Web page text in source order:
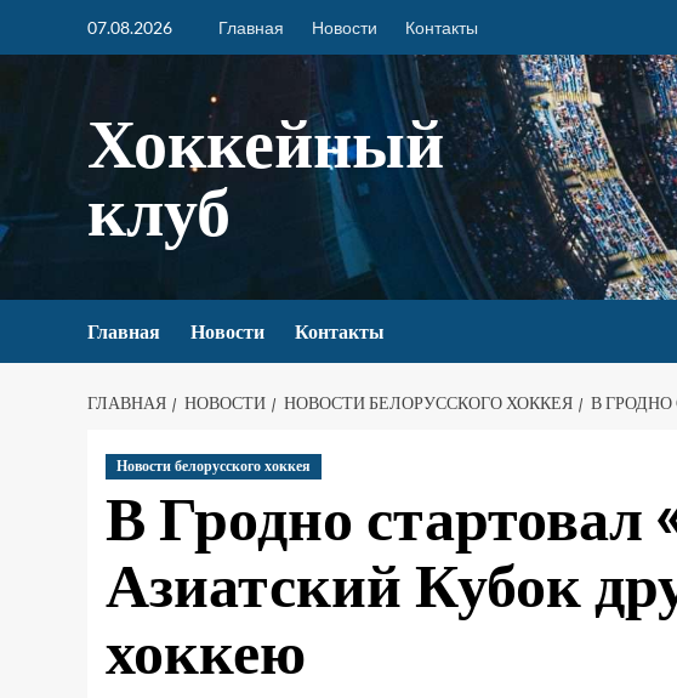
07.08.2026 Главная Новости Контакты
Хоккейный
клуб
Главная Новости Контакты
ГЛАВНАЯ НОВОСТИ НОВОСТИ БЕЛОРУССКОГО ХОККЕЯ В
Новости белорусского хоккея
В Гродно стартовал
Азиатский Кубок
хоккею